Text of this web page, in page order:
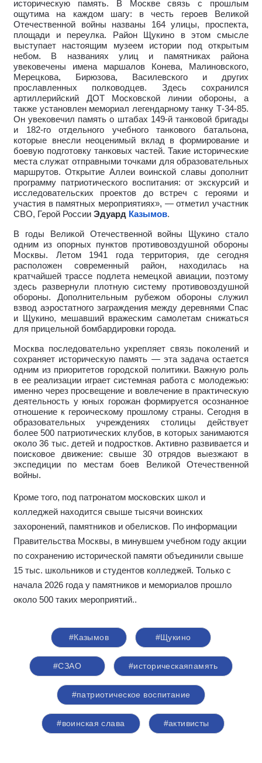
историческую память. В Москве связь с прошлым
ощутима на каждом шагу: в честь героев Великой
Отечественной войны названы 164 улицы, проспекта,
площади и переулка. Район Щукино в этом смысле
выступает настоящим музеем истории под открытым
небом. В названиях улиц и памятниках района
увековечены имена маршалов Конева, Малиновского,
Мерецкова, Бирюзова, Василевского и других
прославленных полководцев. Здесь сохранился
артиллерийский ДОТ Московской линии обороны, а
также установлен мемориал легендарному танку Т-34-85.
Он увековечил память о штабах 149-й танковой бригады
и 182-го отдельного учебного танкового батальона,
которые внесли неоценимый вклад в формирование и
боевую подготовку танковых частей. Такие исторические
места служат отправными точками для образовательных
маршрутов. Открытие Аллеи воинской славы дополнит
программу патриотического воспитания: от экскурсий и
исследовательских проектов до встреч с героями и
участия в памятных мероприятиях», — отметил участник
СВО, Герой России Эдуард Казымов.
В годы Великой Отечественной войны Щукино стало
одним из опорных пунктов противовоздушной обороны
Москвы. Летом 1941 года территория, где сегодня
расположен современный район, находилась на
кратчайшей трассе подлета немецкой авиации, поэтому
здесь развернули плотную систему противовоздушной
обороны. Дополнительным рубежом обороны служил
взвод аэростатного заграждения между деревнями Спас
и Щукино, мешавший вражеским самолетам снижаться
для прицельной бомбардировки города.
Москва последовательно укрепляет связь поколений и
сохраняет историческую память — эта задача остается
одним из приоритетов городской политики. Важную роль
в ее реализации играет системная работа с молодежью:
именно через просвещение и вовлечение в практическую
деятельность у юных горожан формируется осознанное
отношение к героическому прошлому страны. Сегодня в
образовательных учреждениях столицы действует
более 500 патриотических клубов, в которых занимаются
около 36 тыс. детей и подростков. Активно развивается и
поисковое движение: свыше 30 отрядов выезжают в
экспедиции по местам боев Великой Отечественной
войны.
Кроме того, под патронатом московских школ и
колледжей находится свыше тысячи воинских
захоронений, памятников и обелисков. По информации
Правительства Москвы, в минувшем учебном году акции
по сохранению исторической памяти объединили свыше
15 тыс. школьников и студентов колледжей. Только с
начала 2026 года у памятников и мемориалов прошло
около 500 таких мероприятий..
#Казымов #Щукино
#СЗАО #историческаяпамять
#патриотическое воспитание
#воинская слава #активисты